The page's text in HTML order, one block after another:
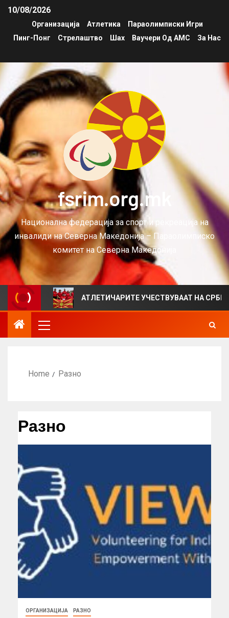
10/08/2026
Организација Атлетика
Параолимписки Игри
Пинг-Понг
Стрелаштво Шах Ваучери Од АМС За Нас
fsrim.org.mk
Национална федерација за спорт и рекреација на
инвалиди на Северна Македонија – Параолимписко
комитет на Северна Македонија
АТЛЕТИЧАРИТЕ УЧЕСТВУВААТ НА СРБИЈА ОПЕН
Home Разно
Разно
ОРГАНИЗАЦИЈА РАЗНО